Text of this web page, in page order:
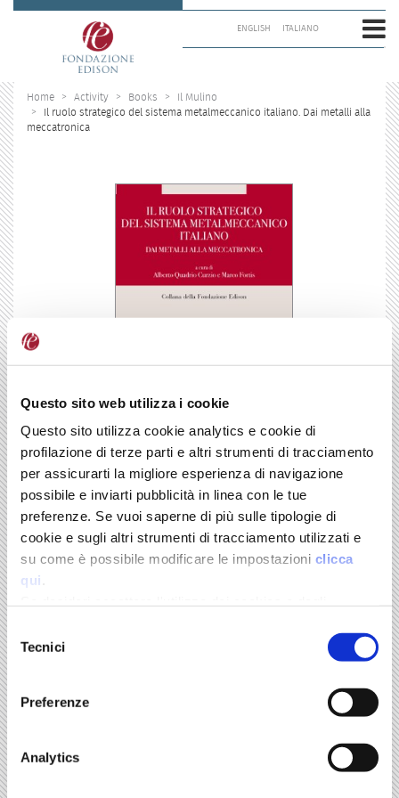
Questo sito web utilizza i cookie
Questo sito utilizza cookie analytics e cookie di
profilazione di terze parti e altri strumenti di tracciamento
per assicurarti la migliore esperienza di navigazione
possibile e inviarti pubblicità in linea con le tue
preferenze. Se vuoi saperne di più sulle tipologie di
cookie e sugli altri strumenti di tracciamento utilizzati e
su come è possibile modificare le impostazioni clicca
qui .
su "Accetta Tutti" o “Accetta selezionati” altrimenti clicca
Selezione
del
consenso
Tecnici
Preferenze
Analytics
to
navigation
ENGLISH ITALIANO
Home Activity Books
Il Mulino
Il ruolo strategico del sistema metalmeccanico italiano. Dai metalli alla
meccatronica
BUY
Online store
Il Mulino
Il ruolo strategico del sistema metalmeccanico
Il Mulino